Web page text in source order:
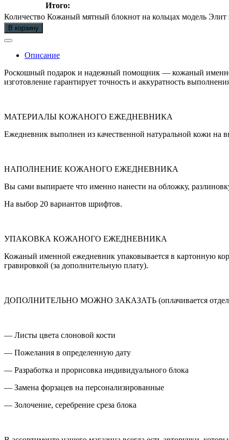
Итого:
Количество Кожаный мятный блокнот на кольцах модель Элит
В корзину
Описание
Роскошный подарок и надежный помощник — кожаный
изготовление гарантирует точность и аккуратность
МАТЕРИАЛЫ КОЖАНОГО ЕЖЕДНЕВНИКА
Ежедневник выполнен из качественной натуральной кожи на
НАПОЛНЕНИЕ КОЖАНОГО ЕЖЕДНЕВНИКА
Вы сами выпираете что именно нанести на обложку,
На выбор 20 вариантов шрифтов.
УПАКОВКА КОЖАНОГО ЕЖЕДНЕВНИКА
Кожаный именной ежедневник упаковывается в картонную
гравировкой (за дополнительную плату).
ДОПОЛНИТЕЛЬНО МОЖНО ЗАКАЗАТЬ (оплачивается
— Листы цвета слоновой кости
— Пожелания в определенную дату
— Разработка и прорисовка индивидуального блока
— Замена форзацев на персонализированные
— Золочение, серебрение среза блока